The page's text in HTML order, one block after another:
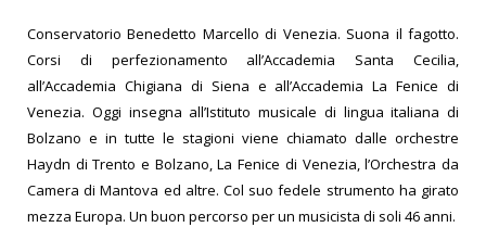
Conservatorio Benedetto Marcello di Venezia. Suona il fagotto.
Corsi di perfezionamento all’Accademia Santa Cecilia,
all’Accademia Chigiana di Siena e all’Accademia La Fenice di
Venezia. Oggi insegna all’Istituto musicale di lingua italiana di
Bolzano e in tutte le stagioni viene chiamato dalle orchestre
Haydn di Trento e Bolzano, La Fenice di Venezia, l’Orchestra da
Camera di Mantova ed altre. Col suo fedele strumento ha girato
mezza Europa. Un buon percorso per un musicista di soli 46 anni.